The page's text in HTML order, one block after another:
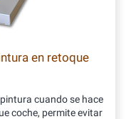
en retoque
cuando se hace
coche, permite evitar